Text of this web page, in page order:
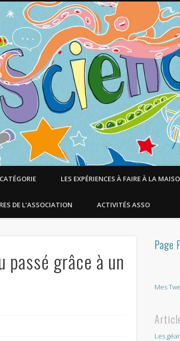
LES EXPÉRIENCES À FAIRE À LA
DE L’ASSOCIATION ACTIVITÉS ASSO
passé grâce à un
Page
Mes
Les